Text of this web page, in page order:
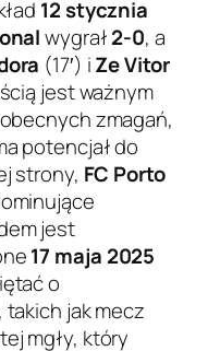
12 stycznia
wygrał2-0, a
(17′) iZe Vitor
jest ważnym
zmagań,
potencjał do
strony, FC Porto
jest
17 maja 2025
o
jak mecz
mgły, który